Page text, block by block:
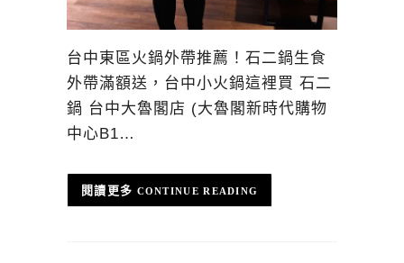
台中東區火鍋外帶推薦！石二鍋生食
外帶滿額送，台中小火鍋這裡買 石二
鍋 台中大魯閣店 (大魯閣新時代購物
中心B1…
CONTINUE READING